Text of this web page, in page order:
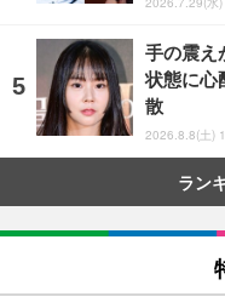
手の震
状態に心
散
2026.8.8(土)
ラン